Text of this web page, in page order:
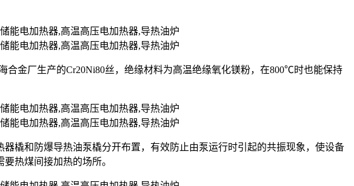
合金厂生产的Cr20Ni80丝，绝缘材料为高温绝缘氧化镁粉，在800℃时也能保持
橇和防爆导热油泵橇分开布置，有效防止由泵运行时引起的共振现象，使设备
热煤间接加热的场所。